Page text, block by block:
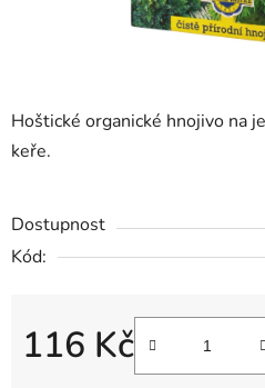
Hoštické organické hnojivo na
keře.
Dostupnost
Kód:
116 Kč